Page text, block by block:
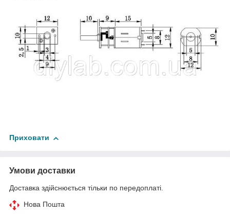
Приховати
Умови доставки
Доставка здійснюється тільки по передоплаті.
Нова Пошта